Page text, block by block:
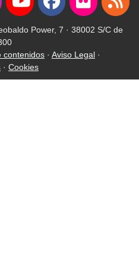
Power, 7 · 38002 S/C de
contenidos · Aviso Legal ·
· Cookies